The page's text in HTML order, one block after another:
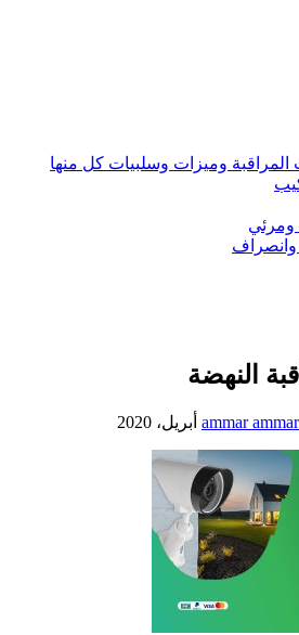
المراقبة وميزات وسلبيات كل منها
ومرئي
النهضة
ammar ammar